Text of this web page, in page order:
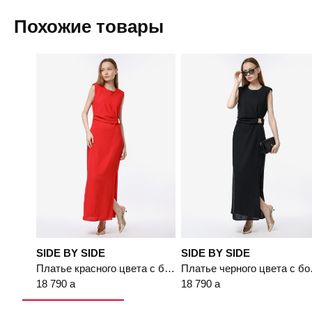
Пермь, ул. Революции, 13.
Доставка в другие города
Похожие товары
SIDE BY SIDE
Платье красного цвета с боковой шлицей
18 790 a
SIDE BY SIDE
18 790 a